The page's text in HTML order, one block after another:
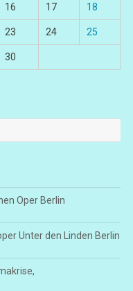
16 17 18
23 24 25
30
Oper Berlin
Unter den Linden Berlin